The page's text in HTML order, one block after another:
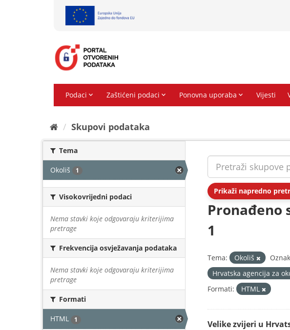
Skupovi podаtаkа
Tema
Okoliš 1
Visokovrijedni podaci
Nema stavki koje odgovaraju kriterijima
pretrage
Frekvencija osvježavanja podataka
Nema stavki koje odgovaraju kriterijima
pretrage
Formati
HTML 1
Prikaži napredno
Pronađeno
1
Tema: Okoliš
Hrvatska agencija za
Formati:
HTML
Velike zvijeri u